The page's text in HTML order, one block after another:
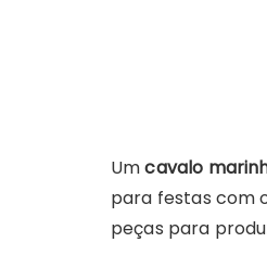
Umcavalo
para festas com
peças para